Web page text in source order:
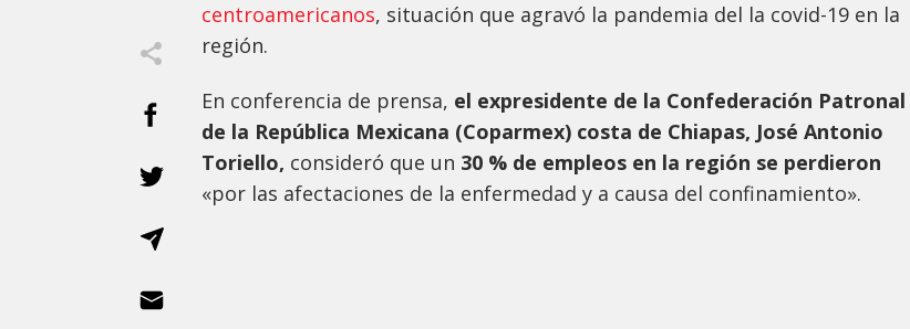
centroamericanos, situación que agravó la pandemia del la covid-19 en la
región.
En conferencia de prensa, el expresidente de la Confederación Patronal
de la República Mexicana (Coparmex) costa de Chiapas, José Antonio
Toriello, consideró que un 30 % de empleos en la región se perdieron
«por las afectaciones de la enfermedad y a causa del confinamiento».